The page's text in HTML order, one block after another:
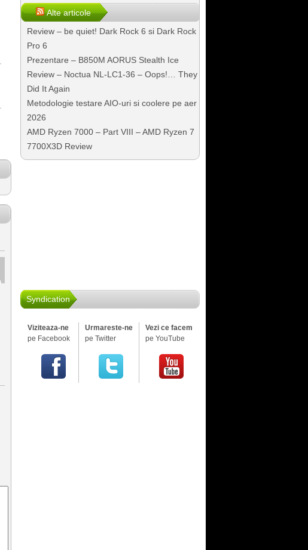
Alte articole
Review – be quiet! Dark Rock 6 si Dark Rock
Pro 6
Prezentare – B850M AORUS Stealth Ice
Review – Noctua NL-LC1-36 – Oops!… They
Did It Again
Metodologie testare AIO-uri si coolere pe aer
2026
AMD Ryzen 7000 – Part VIII – AMD Ryzen 7
7700X3D Review
Syndication
Viziteaza-ne
pe Facebook
Urmareste-ne
pe Twitter
Vezi ce facem
pe YouTube